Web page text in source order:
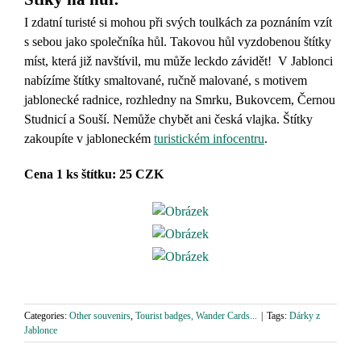
I zdatní turisté si mohou při svých toulkách za poznáním vzít
s sebou jako společníka hůl. Takovou hůl vyzdobenou štítky
míst, která již navštívil, mu může leckdo závidět! V Jablonci
nabízíme štítky smaltované, ručně malované, s motivem
jablonecké radnice, rozhledny na Smrku, Bukovcem, Černou
Studnicí a Souší. Nemůže chybět ani česká vlajka. Štítky
zakoupíte v jabloneckém turistickém infocentru.
Cena 1 ks štítku: 25 CZK
Categories: Other souvenirs, Tourist badges, Wander Cards... Tags: Dárky z
Jablonce